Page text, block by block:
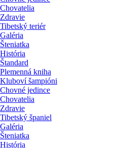
Chovatelia
Zdravie
Tibetský teriér
Galéria
Šteniatka
História
Štandard
Plemenná kniha
Kluboví šampióni
Chovné jedince
Chovatelia
Zdravie
Tibetský španiel
Galéria
Šteniatka
História